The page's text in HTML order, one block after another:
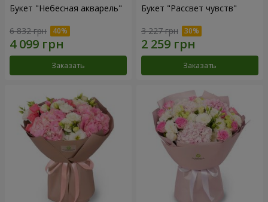
Букет "Небесная акварель"
6 832 грн
Заказать
Букет "Рассвет чувств"
3 227 грн
Заказать